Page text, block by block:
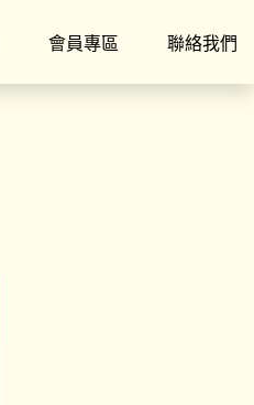
會員專區 聯絡我們